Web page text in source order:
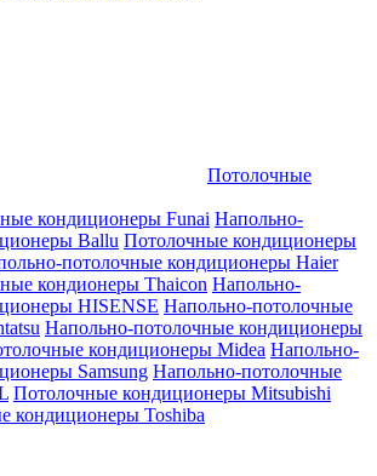
Потолочные
кондиционеры Funai Напольно-
Ballu Потолочные кондиционеры
потолочные кондиционеры Haier
кондионеры Thaicon Напольно-
HISENSE Напольно-потолочные
Напольно-потолочные кондиционеры
кондиционеры Midea Напольно-
Samsung Напольно-потолочные
Потолочные кондиционеры Mitsubishi
кондиционеры Toshiba